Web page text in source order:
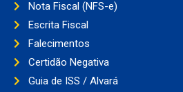
Nota Fiscal (NFS-e)
Escrita Fiscal
Falecimentos
Certidão Negativa
Guia de ISS / Alvará